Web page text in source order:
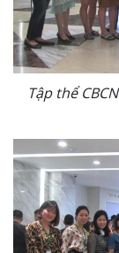
Tập thể